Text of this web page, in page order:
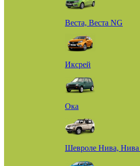
Веста, Веста NG
Иксрей
Ока
Шевроле Нива, Нива